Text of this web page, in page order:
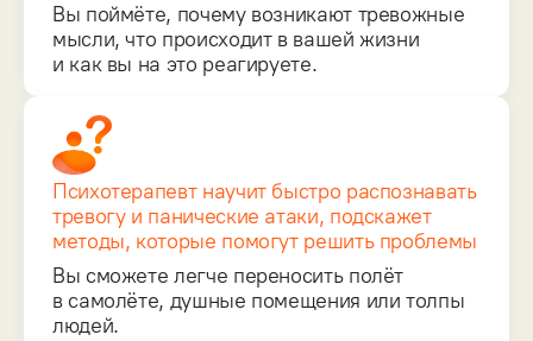
Вы поймёте, почему возникают тревожные
мысли, что происходит в вашей жизни
и как вы на это реагируете.
Психотерапевт научит быстро распознавать
тревогу и панические атаки, подскажет
методы, которые помогут решить проблемы
Вы сможете легче переносить полёт
в самолёте, душные помещения или толпы
людей.